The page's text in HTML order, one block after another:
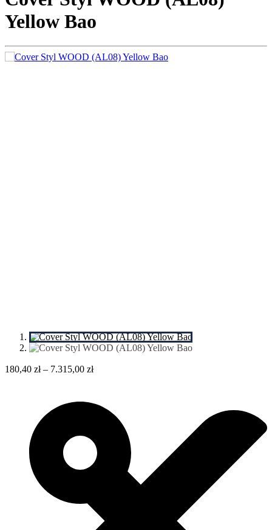
Yellow Bao
180,40 zł– 7.315,00 zł